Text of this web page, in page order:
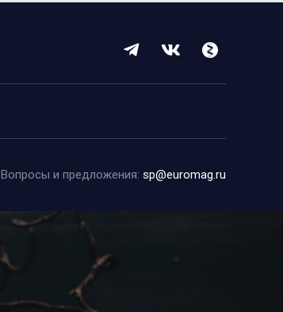
Вопросы и предложения: sp@euromag.ru